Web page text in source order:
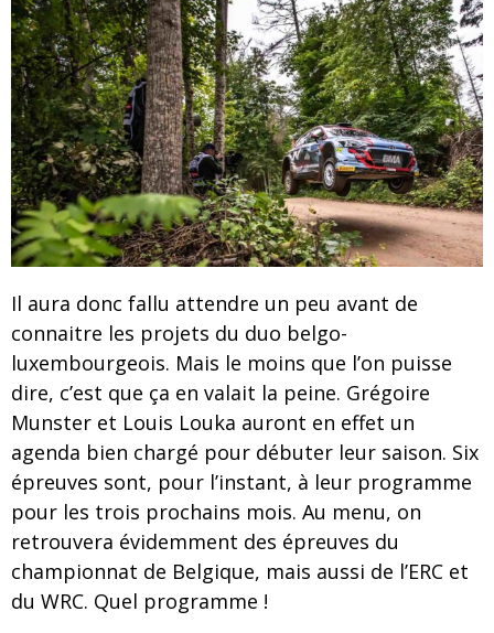
Il aura donc fallu attendre un peu avant de
connaitre les projets du duo belgo-
luxembourgeois. Mais le moins que l’on puisse
dire, c’est que ça en valait la peine. Grégoire
Munster et Louis Louka auront en effet un
agenda bien chargé pour débuter leur saison. Six
épreuves sont, pour l’instant, à leur programme
pour les trois prochains mois. Au menu, on
retrouvera évidemment des épreuves du
championnat de Belgique, mais aussi de l’ERC et
du WRC. Quel programme !